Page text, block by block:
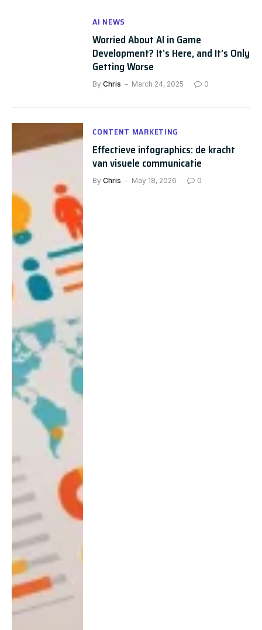
AI NEWS
Worried About AI in Game
Development? It’s Here, and It’s Only
Getting Worse
By Chris March 24, 2025 0
CONTENT MARKETING
Effectieve infographics: de kracht
van visuele communicatie
By Chris May 18, 2026 0